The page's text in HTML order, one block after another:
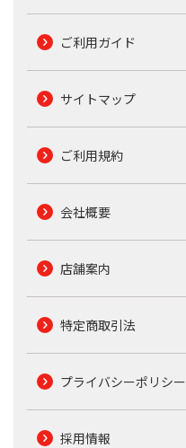
ご利用ガイド
サイトマップ
ご利用規約
会社概要
店舗案内
特定商取引法
プライバシーポリシー
採用情報